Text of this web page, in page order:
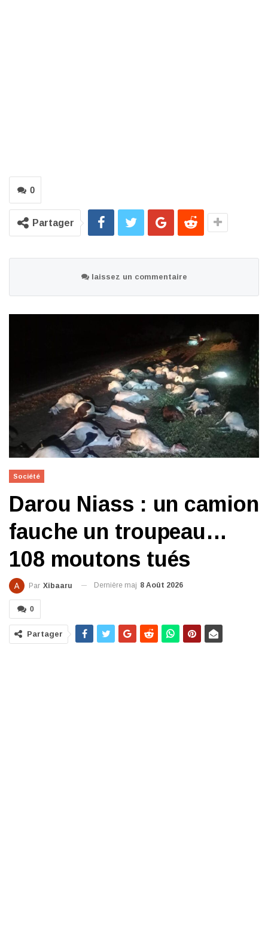
0
Partager
laissez un commentaire
Société
Darou Niass : un camion
fauche un troupeau…
108 moutons tués
Par Xibaaru Dernière maj 8 Août 2026
0
Partager